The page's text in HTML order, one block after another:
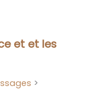
et et les